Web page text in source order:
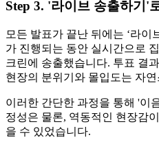
Step 3. '라이브 송출하기'
모든 발표가 끝난 뒤에는 ‘라이
가 진행되는 동안 실시간으로
크린에 송출했습니다. 투표 결
현장의 분위기와 몰입도는 자
이러한 간단한 과정을 통해 '이
정성은 물론, 역동적인 현장감
을 수 있었습니다.